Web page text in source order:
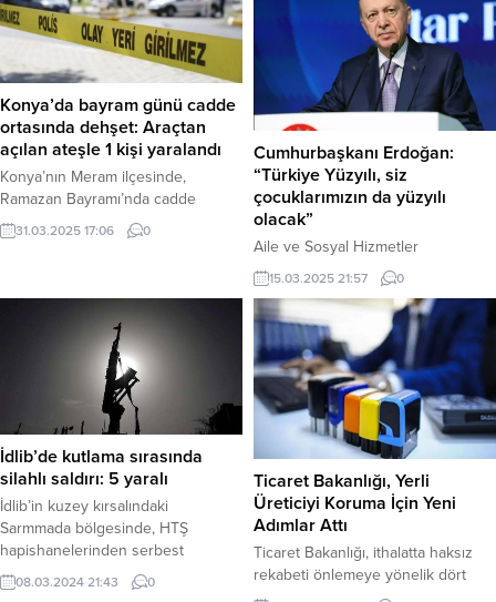
Konya’da bayram günü cadde
ortasında dehşet: Araçtan
açılan ateşle 1 kişi yaralandı
Konya’nın Meram ilçesinde,
Ramazan Bayramı’nda cadde
ortasında yaşanan silahlı saldırıda,
seyir halindeki otomobilinde
Uzunharmanlar Mahallesi
Abdürreşit Caddesi’nde meydana
geldi. Edinilen bilgilere göre, 42
AYK 705 plakalı otomobilde
bulunan kimliği belirsiz bir erkek
şahıs, aynı araçtaki bir kadınla...
31.03.2025 17:06 0
Cumhurbaşkanı Erdoğan:
“Türkiye Yüzyılı, siz
çocuklarımızın da yüzyılı
olacak”
Aile ve Sosyal Hizmetler
Bakanlığının ev sahipliğinde Haliç
Kongre Merkezi’nde
gerçekleştirilen devlet
himayesindeki çocuklarla iftar
programına
katılan Cumhurbaşkanı Recep
Tayyip Erdoğan, buradaki
konuşmasında, böylesine anlamlı
bir günde iftar programını
etti. Salondakilerin yanı sıra her biri
Allah’ın kendilerine emaneti olan
tüm çocukların tek tek gözlerinden
öptüğünü ifade
eden Cumhurbaşkanı Erdoğan,
15.03.2025 21:57 0
İdlib’de kutlama sırasında
silahlı saldırı: 5 yaralı
İdlib’in kuzey kırsalındaki
Sarmmada bölgesinde, HTŞ
hapishanelerinden serbest
bırakılan “Ebu Maryia Al-
Qahtani”nin destekçileri tarafından
08.03.2024 21:43 0
Ticaret Bakanlığı, Yerli
Üreticiyi Koruma İçin Yeni
Adımlar Attı
Ticaret Bakanlığı, ithalatta haksız
rekabeti önlemeye yönelik dört
yeni damping tebliğini Resmi